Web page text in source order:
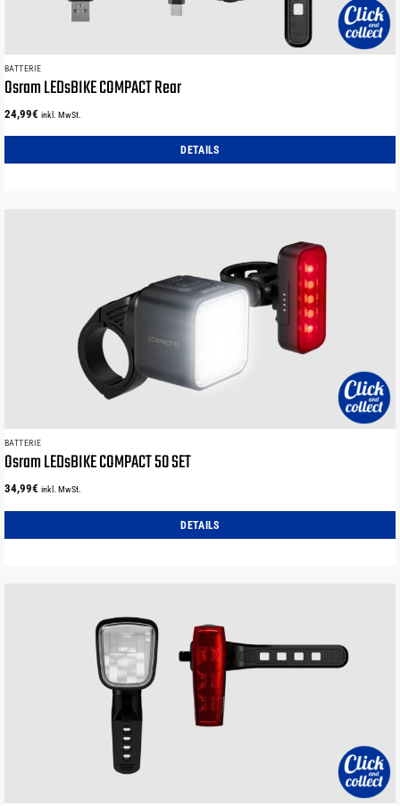
BATTERIE
Osram LEDsBIKE COMPACT Rear
24,99€ inkl. MwSt.
DETAILS
BATTERIE
Osram LEDsBIKE COMPACT 50 SET
34,99€ inkl. MwSt.
DETAILS